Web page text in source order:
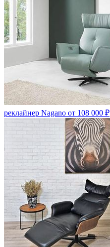
реклайнер Nagano от 108 000 ₽